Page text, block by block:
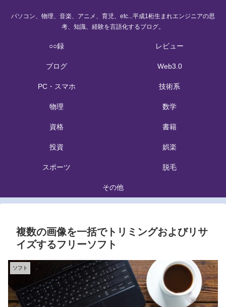
パソコン、物理、音楽、アニメ、育児、etc...平成1桁生まれエンジニアの思
考、知識、経験を言語化するブログ。
○○録 レビュー
ブログ Web3.0
PC・スマホ 技術系
物理 数学
資格 書籍
投資 娯楽
スポーツ 脱毛
その他
複数の画像を一括でトリミングおよびリサ
イズするフリーソフト
ソフト